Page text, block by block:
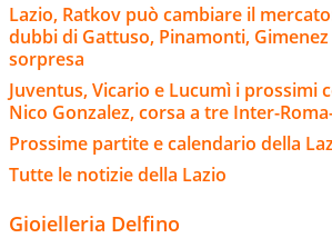
Lazio, Ratkov può cambiare il
dubbi di Gattuso, Pinamonti, Gimenez
sorpresa
Juventus, Vicario e Lucumì i prossimi
Nico Gonzalez, corsa a tre Inter-
Prossime partite e calendario della
Tutte le notizie della Lazio
Gioielleria Delfino